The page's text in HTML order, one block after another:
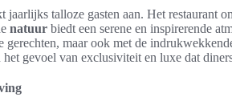
jaarlijks talloze gasten aan. Het restaurant
natuur biedt een serene en inspirerende
gerechten, maar ook met de
gevoel van exclusiviteit en luxe dat